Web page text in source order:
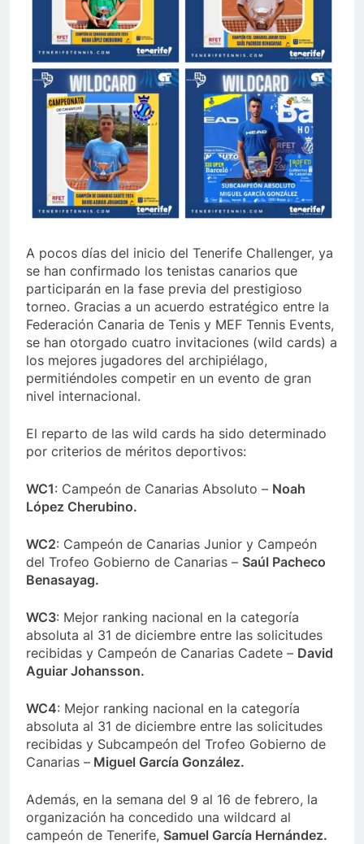
A pocos días del inicio del Tenerife Challenger, ya
se han confirmado los tenistas canarios que
participarán en la fase previa del prestigioso
torneo. Gracias a un acuerdo estratégico entre la
Federación Canaria de Tenis y MEF Tennis Events,
se han otorgado cuatro invitaciones (wild cards) a
los mejores jugadores del archipiélago,
permitiéndoles competir en un evento de gran
nivel internacional.
El reparto de las wild cards ha sido determinado
por criterios de méritos deportivos:
WC1: Campeón de Canarias Absoluto – Noah
López Cherubino.
WC2: Campeón de Canarias Junior y Campeón
del Trofeo Gobierno de Canarias – Saúl Pacheco
Benasayag.
WC3: Mejor ranking nacional en la categoría
absoluta al 31 de diciembre entre las solicitudes
recibidas y Campeón de Canarias Cadete – David
Aguiar Johansson.
WC4: Mejor ranking nacional en la categoría
absoluta al 31 de diciembre entre las solicitudes
recibidas y Subcampeón del Trofeo Gobierno de
Canarias – Miguel García González.
Además, en la semana del 9 al 16 de febrero, la
organización ha concedido una wildcard al
campeón de Tenerife, Samuel García Hernández.